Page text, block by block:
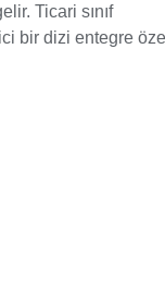
Ticari sınıf
bir dizi entegre